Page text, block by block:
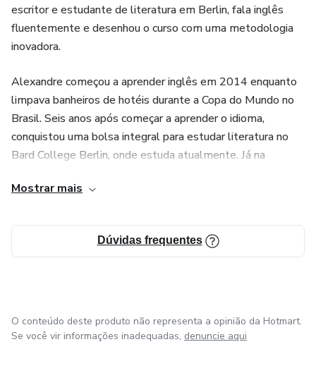
escritor e estudante de literatura em Berlin, fala inglês
fluentemente e desenhou o curso com uma metodologia
inovadora.
Alexandre começou a aprender inglês em 2014 enquanto
limpava banheiros de hotéis durante a Copa do Mundo no
Brasil. Seis anos após começar a aprender o idioma,
conquistou uma bolsa integral para estudar literatura no
Bard College Berlin, onde estuda atualmente. Já na
apenas 5%da população falava inglês e, ao pesquisar,
pessoas periféricas de classe C, D e E. Indignado com essa
realidade, Alexandre começou a oferecer aulas gratuitas
Após dar start na iniciativa e colher bons feedbacks, iniciou
Mostrar mais
Dúvidas frequentes
O conteúdo deste produto não representa a opinião da Hotmart.
Se você vir informações inadequadas, denuncie aqui